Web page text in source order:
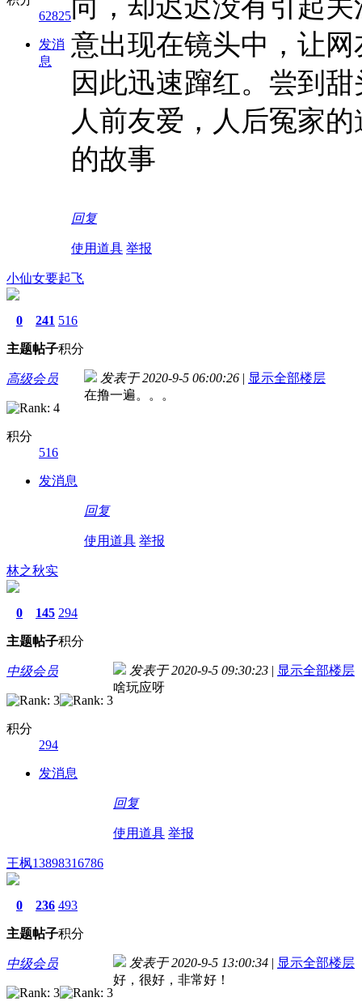
62825
发消
息
向，却迟迟没有引起
意出现在镜头中，让
因此迅速蹿红。尝到
人前友爱，人后冤家
的故事
回复
使用道具 举报
小仙女要起飞
0
主题
241
帖子
516
积分
高级会员
积分
516
发消息
发表于 2020-9-5 06:00:26 | 显示全部楼层
在撸一遍。。。
回复
使用道具 举报
林之秋实
0
主题
145
帖子
294
积分
中级会员
积分
294
发消息
发表于 2020-9-5 09:30:23 | 显示全部楼层
啥玩应呀
回复
使用道具 举报
王枫13898316786
0
主题
236
帖子
493
积分
中级会员 发表于 2020-9-5 13:00:34 | 显示全部楼层
好，很好，非常好！